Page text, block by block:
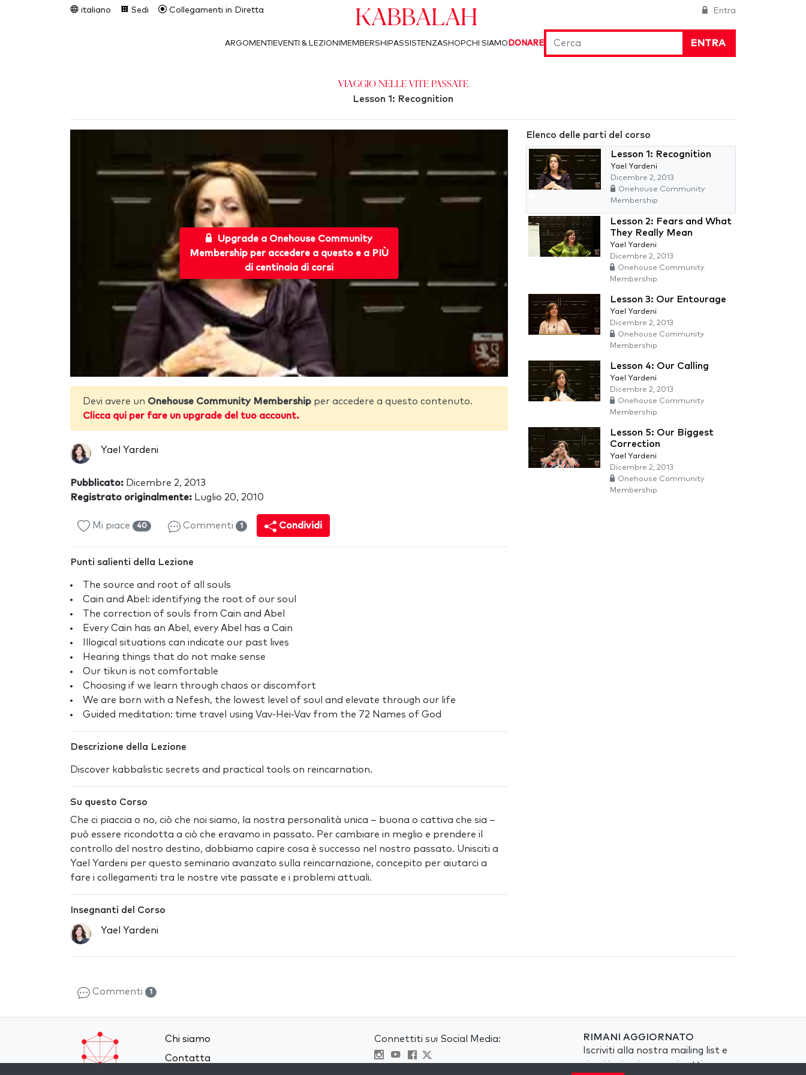
Entra
italiano Sedi Collegamenti in Diretta Kabbalah
ENTRA
ARGOMENTI EVENTI & LEZIONI MEMBERSHIPASSISTENZASHOPCHI SIAMO DONARE
Viaggio nelle vite passate
Lesson 1: Recognition
Upgrade a Onehouse Community
Membership per accedere a questo e a PIÙ
di centinaia di corsi
Devi avere un Onehouse Community Membership per accedere a questo contenuto.
Clicca qui per fare un upgrade del tuo account.
Yael Yardeni
Pubblicato: Dicembre 2, 2013
Registrato originalmente: Luglio 20, 2010
Mi piace 40 Commenti 1 Condividi
Punti salienti della Lezione
The source and root of all souls
Cain and Abel: identifying the root of our soul
The correction of souls from Cain and Abel
Every Cain has an Abel, every Abel has a Cain
Illogical situations can indicate our past lives
Hearing things that do not make sense
Our tikun is not comfortable
Choosing if we learn through chaos or discomfort
We are born with a Nefesh, the lowest level of soul and elevate through our life
Guided meditation: time travel using Vav-Hei-Vav from the 72 Names of God
Descrizione della Lezione
Discover kabbalistic secrets and practical tools on reincarnation.
Su questo Corso
Che ci piaccia o no, ciò che noi siamo, la nostra personalità unica – buona o cattiva che sia –
può essere ricondotta a ciò che eravamo in passato. Per cambiare in meglio e prendere il
controllo del nostro destino, dobbiamo capire cosa è successo nel nostro passato. Unisciti a
Yael Yardeni per questo seminario avanzato sulla reincarnazione, concepito per aiutarci a
fare i collegamenti tra le nostre vite passate e i problemi attuali.
Insegnanti del Corso
Yael Yardeni
Elenco delle parti del corso
Lesson 1: Recognition
Yael Yardeni
Dicembre 2, 2013
Onehouse Community
Membership
Lesson 2: Fears and What
They Really Mean
Yael Yardeni
Dicembre 2, 2013
Onehouse Community
Membership
Lesson 3: Our Entourage
Yael Yardeni
Dicembre 2, 2013
Onehouse Community
Membership
Lesson 4: Our Calling
Yael Yardeni
Dicembre 2, 2013
Onehouse Community
Membership
Lesson 5: Our Biggest
Correction
Yael Yardeni
Dicembre 2, 2013
Onehouse Community
Membership
Commenti 1
Chi siamo
Contatta
Connettiti sui Social Media:
RIMANI AGGIORNATO
Iscriviti alla nostra mailing list e
ricevi ispirazione ogni settimana